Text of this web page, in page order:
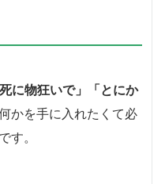
に物狂いで」「とにか
かを手に入れたくて必
す。